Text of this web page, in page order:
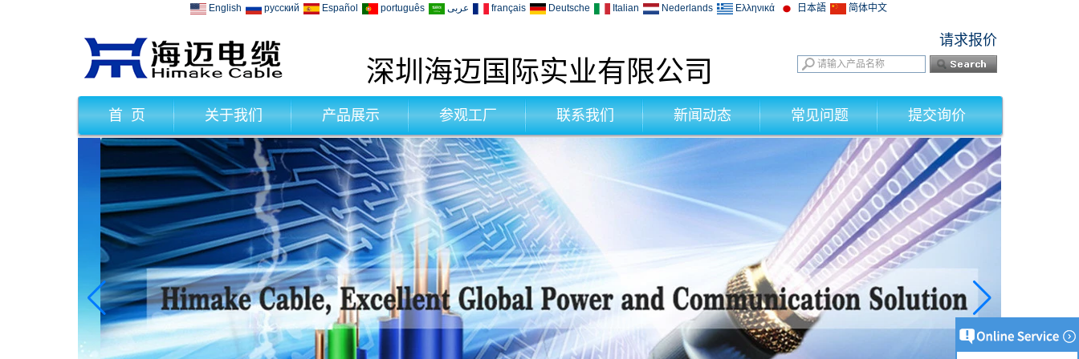
English русский Español português عربى français Deutsche Italian Nederlands Ελληνικά 日本語 简体中文
深圳海迈国际实业有限公司
请求报价
首 页 关于我们 产品展示 参观工厂 联系我们 新闻动态 常见问题 提交询价